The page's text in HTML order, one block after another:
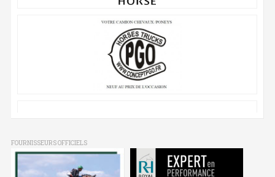
FOURNISSEURS OFFICIELS